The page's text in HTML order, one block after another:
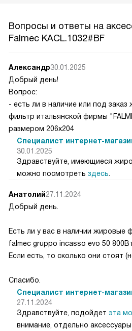
Вопросы и ответы на
Falmec KACL.1032#BF
Александр30.01.2025
Добрый день!
Вопрос:
- есть ли в наличие или под
фильтр итальянской фирмы
размером 206х204
Специалист интернет-
30.01.2025
Здравствуйте, имеющиеся
можно посмотреть здесь
Анатолий27.11.2024
Добрый день.
Есть ли у вас в наличии жировые
falmec gruppo incasso evo 50
Если есть, то сколько они стоят
Спасибо.
Специалист интернет-
27.11.2024
Здравствуйте, подойдет эта
внимание, отдельно